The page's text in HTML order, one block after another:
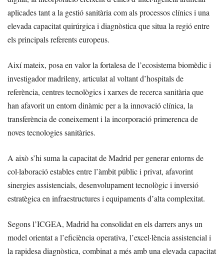
aplicades tant a la gestió sanitària com als processos clínics i una
elevada capacitat quirúrgica i diagnòstica que situa la regió entre
els principals referents europeus.
Així mateix, posa en valor la fortalesa de l’ecosistema biomèdic i
investigador madrileny, articulat al voltant d’hospitals de
referència, centres tecnològics i xarxes de recerca sanitària que
han afavorit un entorn dinàmic per a la innovació clínica, la
transferència de coneixement i la incorporació primerenca de
noves tecnologies sanitàries.
A això s’hi suma la capacitat de Madrid per generar entorns de
col·laboració estables entre l’àmbit públic i privat, afavorint
sinergies assistencials, desenvolupament tecnològic i inversió
estratègica en infraestructures i equipaments d’alta complexitat.
Segons l’ICGEA, Madrid ha consolidat en els darrers anys un
model orientat a l’eficiència operativa, l’excel·lència assistencial i
la rapidesa diagnòstica, combinat a més amb una elevada capacitat